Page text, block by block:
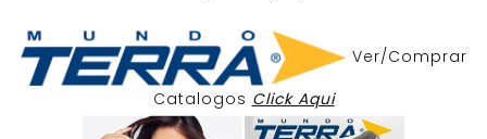
Ver/Comprar
Catalogos Click Aqui